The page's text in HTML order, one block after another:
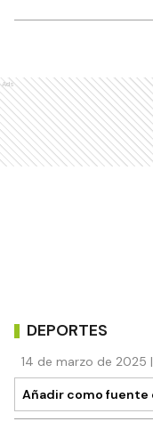
Ads
DEPORTES
14 de marzo de 2025
Añadir como fuente